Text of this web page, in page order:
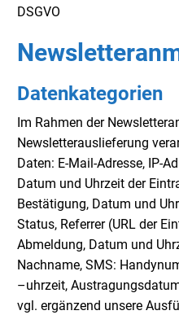
DSGVO
Datenkategorien
Im Rahmen der
Newsletterauslieferung
Daten: E-Mail-Adresse, IP-
Datum und Uhrzeit der
Bestätigung, Datum und
Status, Referrer (URL der
Abmeldung, Datum und
Nachname, SMS:
–uhrzeit,
vgl. ergänzend unsere